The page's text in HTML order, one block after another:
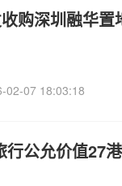
购深圳融华置
02-07 18:03:18
行公允价值27